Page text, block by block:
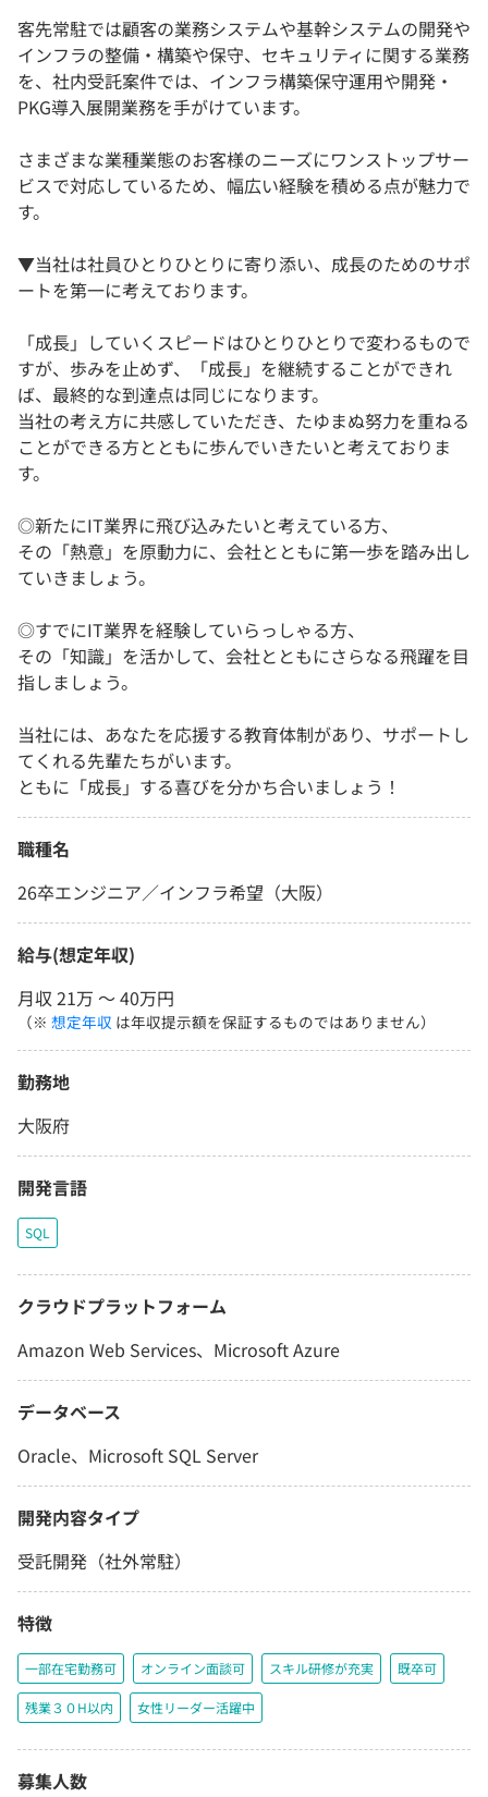
客先常駐では顧客の業務システムや基幹システムの開発や
インフラの整備・構築や保守、セキュリティに関する業務
を、社内受託案件では、インフラ構築保守運用や開発・
PKG導入展開業務を手がけています。
さまざまな業種業態のお客様のニーズにワンストップサー
ビスで対応しているため、幅広い経験を積める点が魅力で
す。
▼当社は社員ひとりひとりに寄り添い、成長のためのサポ
ートを第一に考えております。
「成長」していくスピードはひとりひとりで変わるもので
すが、歩みを止めず、「成長」を継続することができれ
ば、最終的な到達点は同じになります。
当社の考え方に共感していただき、たゆまぬ努力を重ねる
ことができる方とともに歩んでいきたいと考えておりま
す。
◎新たにIT業界に飛び込みたいと考えている方、
その「熱意」を原動力に、会社とともに第一歩を踏み出し
ていきましょう。
◎すでにIT業界を経験していらっしゃる方、
その「知識」を活かして、会社とともにさらなる飛躍を目
指しましょう。
当社には、あなたを応援する教育体制があり、サポートし
てくれる先輩たちがいます。
ともに「成長」する喜びを分かち合いましょう！
職種名
26卒エンジニア／インフラ希望（大阪）
給与(想定年収)
月収 21万 〜 40万円
（※ 想定年収 は年収提示額を保証するものではありません）
勤務地
大阪府
開発言語
SQL
クラウドプラットフォーム
Amazon Web Services、Microsoft Azure
データベース
Oracle、Microsoft SQL Server
開発内容タイプ
受託開発（社外常駐）
特徴
一部在宅勤務可 オンライン面談可 スキル研修が充実 既卒可
残業３０H以内 女性リーダー活躍中
募集人数